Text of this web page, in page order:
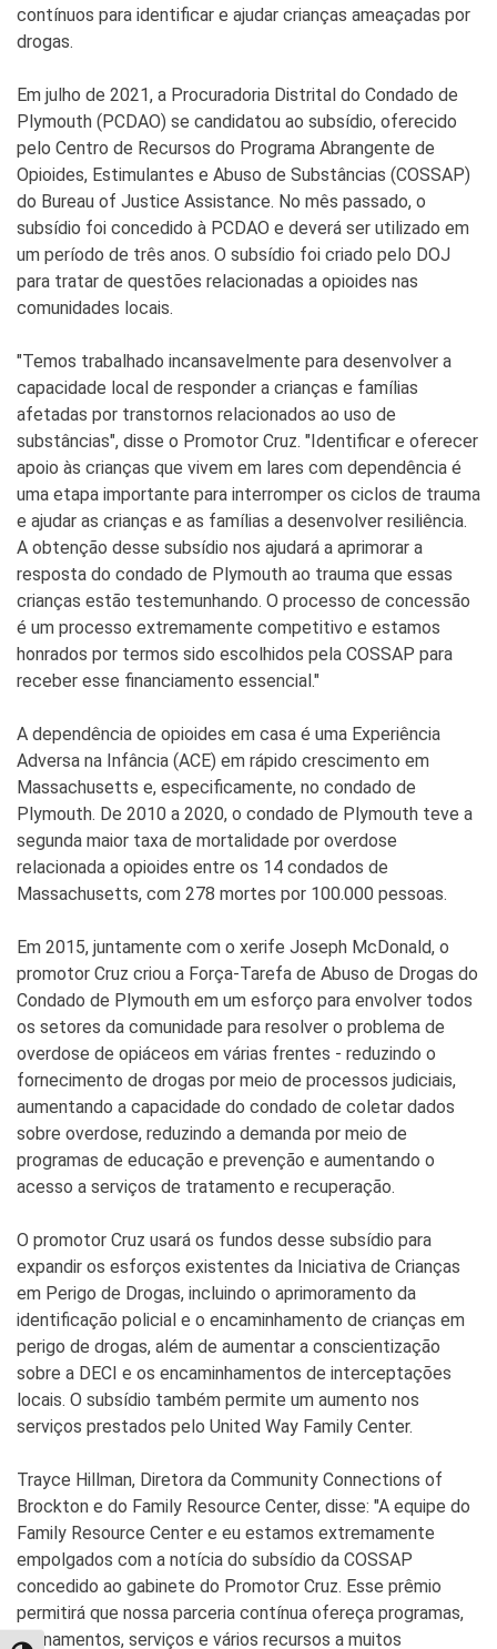
contínuos para identificar e ajudar crianças ameaçadas por
drogas.
Em julho de 2021, a Procuradoria Distrital do Condado de
Plymouth (PCDAO) se candidatou ao subsídio, oferecido
pelo Centro de Recursos do Programa Abrangente de
Opioides, Estimulantes e Abuso de Substâncias (COSSAP)
do Bureau of Justice Assistance. No mês passado, o
subsídio foi concedido à PCDAO e deverá ser utilizado em
um período de três anos. O subsídio foi criado pelo DOJ
para tratar de questões relacionadas a opioides nas
comunidades locais.
"Temos trabalhado incansavelmente para desenvolver a
capacidade local de responder a crianças e famílias
afetadas por transtornos relacionados ao uso de
substâncias", disse o Promotor Cruz. "Identificar e oferecer
apoio às crianças que vivem em lares com dependência é
uma etapa importante para interromper os ciclos de trauma
e ajudar as crianças e as famílias a desenvolver resiliência.
A obtenção desse subsídio nos ajudará a aprimorar a
resposta do condado de Plymouth ao trauma que essas
crianças estão testemunhando. O processo de concessão
é um processo extremamente competitivo e estamos
honrados por termos sido escolhidos pela COSSAP para
receber esse financiamento essencial."
A dependência de opioides em casa é uma Experiência
Adversa na Infância (ACE) em rápido crescimento em
Massachusetts e, especificamente, no condado de
Plymouth. De 2010 a 2020, o condado de Plymouth teve a
segunda maior taxa de mortalidade por overdose
relacionada a opioides entre os 14 condados de
Massachusetts, com 278 mortes por 100.000 pessoas.
Em 2015, juntamente com o xerife Joseph McDonald, o
promotor Cruz criou a Força-Tarefa de Abuso de Drogas do
Condado de Plymouth em um esforço para envolver todos
os setores da comunidade para resolver o problema de
overdose de opiáceos em várias frentes - reduzindo o
fornecimento de drogas por meio de processos judiciais,
aumentando a capacidade do condado de coletar dados
sobre overdose, reduzindo a demanda por meio de
programas de educação e prevenção e aumentando o
acesso a serviços de tratamento e recuperação.
O promotor Cruz usará os fundos desse subsídio para
expandir os esforços existentes da Iniciativa de Crianças
em Perigo de Drogas, incluindo o aprimoramento da
identificação policial e o encaminhamento de crianças em
perigo de drogas, além de aumentar a conscientização
sobre a DECI e os encaminhamentos de interceptações
locais. O subsídio também permite um aumento nos
serviços prestados pelo United Way Family Center.
Trayce Hillman, Diretora da Community Connections of
Brockton e do Family Resource Center, disse: "A equipe do
Family Resource Center e eu estamos extremamente
empolgados com a notícia do subsídio da COSSAP
concedido ao gabinete do Promotor Cruz. Esse prêmio
permitirá que nossa parceria contínua ofereça programas,
treinamentos, serviços e vários recursos a muitos